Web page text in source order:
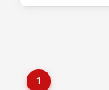
1